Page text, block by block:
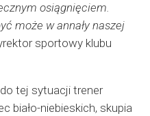
osiągnięciem.
może w annały naszej
sportowy klubu
tej sytuacji trener
biało-niebieskich, skupia